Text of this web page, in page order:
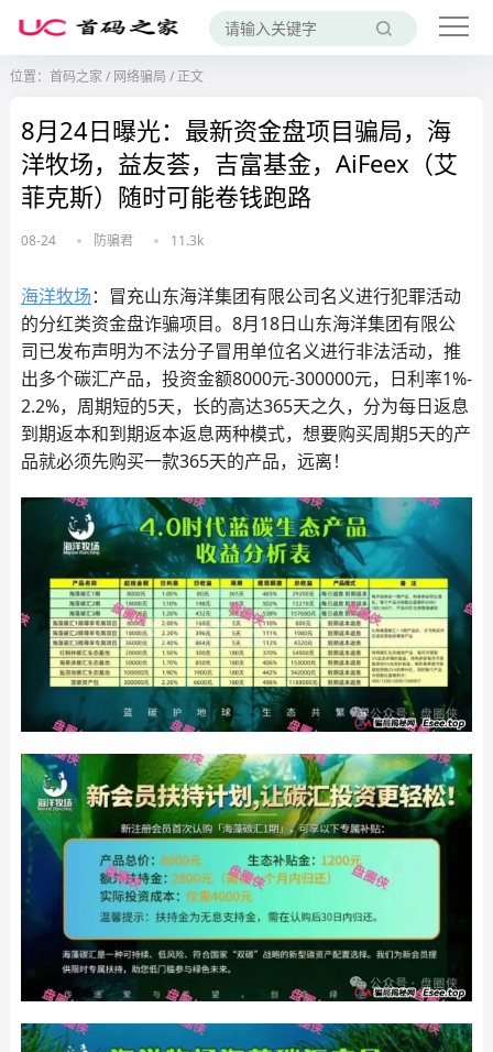
位置： 首码之家 / 网络骗局 /正文
8月24日曝光：最新资金盘项目骗局，海
洋牧场，益友荟，吉富基金，AiFeex（艾
菲克斯）随时可能卷钱跑路
08-24 防骗君 11.3k
海洋牧场：冒充山东海洋集团有限公司名义进行犯罪活动
的分红类资金盘诈骗项目。8月18日山东海洋集团有限公
司已发布声明为不法分子冒用单位名义进行非法活动，推
出多个碳汇产品，投资金额8000元-300000元，日利率1%-
2.2%，周期短的5天，长的高达365天之久，分为每日返息
到期返本和到期返本返息两种模式，想要购买周期5天的产
品就必须先购买一款365天的产品，远离！